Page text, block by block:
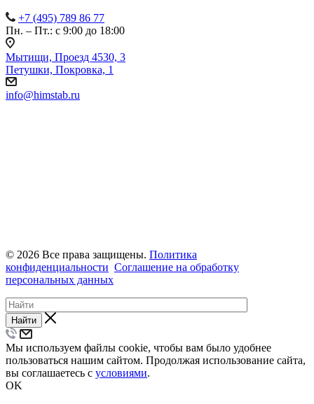
+7 (495) 789 86 77
Пн. – Пт.: с 9:00 до 18:00
Мытищи, Проезд 4530, 3
Петушки, Покровка, 1
info@himstab.ru
© 2026 Все права защищены. Политика
конфиденциальности Соглашение на обработку
персональных данных
Найти
Мы используем файлы cookie, чтобы вам было удобнее
пользоваться нашим сайтом. Продолжая использование сайта,
вы соглашаетесь с условиями.
OK